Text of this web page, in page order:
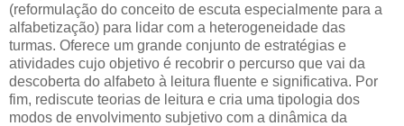
(reformulação do conceito de escuta especialmente para a
alfabetização) para lidar com a heterogeneidade das
turmas. Oferece um grande conjunto de estratégias e
atividades cujo objetivo é recobrir o percurso que vai da
descoberta do alfabeto à leitura fluente e significativa. Por
fim, rediscute teorias de leitura e cria uma tipologia dos
modos de envolvimento subjetivo com a dinâmica da